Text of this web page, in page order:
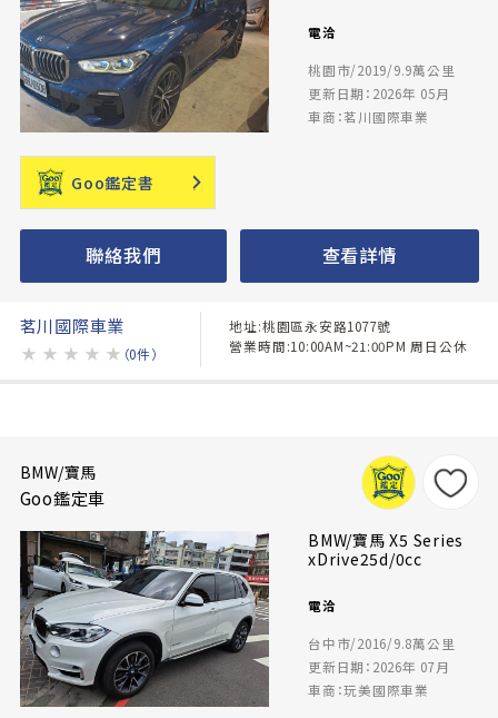
電洽
桃園市/2019/9.9萬公里
更新日期：2026年 05月
車商：茗川國際車業
Goo鑑定書
聯絡我們 查看詳情
茗川國際車業
★ ★ ★ ★ ★ （0件）
地址:桃園區永安路1077號
營業時間:10:00AM~21:00PM 周日公休
BMW/寶馬
Goo鑑定車
BMW/寶馬 X5 Series
xDrive25d/0cc
電洽
台中市/2016/9.8萬公里
更新日期：2026年 07月
車商：玩美國際車業